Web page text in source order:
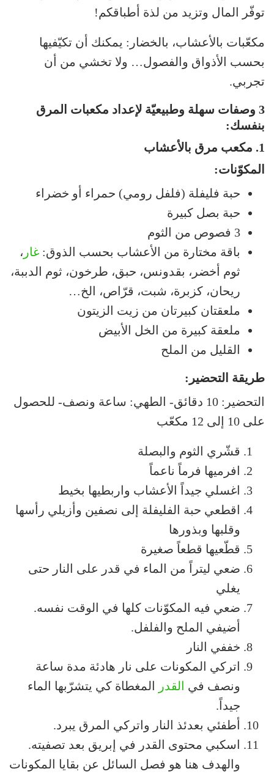
توفّر المال وتزيد من لذة أطباقكم!
مكعّبات بالأعشاب، بالخضار: يمكنك أن تكيّفيها
بحسب الأذواق والفصول… ولا تخشي من أن
تجربي.
3 وصفات سهلة وطبيعيّة لإعداد مكعبات المرق
بنفسك:
1. مكعب مرق بالأعشاب
المكوّنات:
حبة فليفلة (فلفل رومي) حمراء أو خضراء
حبة بصل كبيرة
3 فصوص من الثوم
باقة مختارة من الأعشاب بحسب الذوق: غار ،
ثوم أخضر، بقدونس، حبق، طرخون، ثوم الدببة،
ريحان، كزبرة، شبت، قرّاص، الخ…
ملعقتان كبيرتان من زيت الزيتون
ملعقة كبيرة من الخل الأبيض
القليل من الملح
طريقة التحضير:
التحضير: 10 دقائق- الطهي: ساعة ونصف- للحصول
على 10 إلى 12 مكعّب
قشّري الثوم والبصلة
افرميها فرماً ناعماً
اغسلي جيداً الأعشاب واربطيها بخيط
اقطعي حبة الفليفلة إلى نصفين وأزيلي رأسها
وقلبها وبذورها
قطّعيها قطعاً صغيرة
ضعي ليتراً من الماء في قدر على النار حتى
يغلي
ضعي فيه المكوّنات كلها في الوقت نفسه.
أضيفي الملح والفلفل.
خففي النار
اتركي المكونات على نار هادئة مدة ساعة
ونصف في القدر
المغطاة كي يتشرّبها الماء
جيداً.
أطفئي بعدئذ النار واتركي المرق يبرد.
اسكبي محتوى القدر في إبريق بعد تصفيته.
والهدف هنا هو فصل السائل عن بقايا المكونات